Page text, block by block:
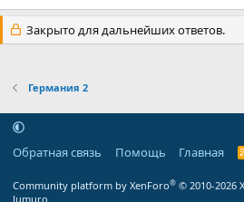
Закрыто для дальнейших ответов.
Германия 2
Обратная связь Помощь Главная
Community platform by XenForo® © 2010-2026
Jumuro